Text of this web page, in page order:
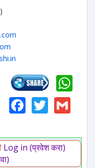
Log in (प्रवेश करा)